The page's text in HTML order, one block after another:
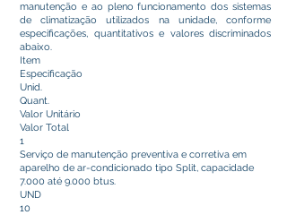
manutenção e ao pleno funcionamento dos sistemas
de climatização utilizados na unidade, conforme
especificações, quantitativos e valores discriminados
abaixo.
Item
Especificação
Unid.
Quant.
Valor Unitário
Valor Total
1
Serviço de manutenção preventiva e corretiva em
aparelho de ar-condicionado tipo Split, capacidade
7.000 até 9.000 btus.
UND
10